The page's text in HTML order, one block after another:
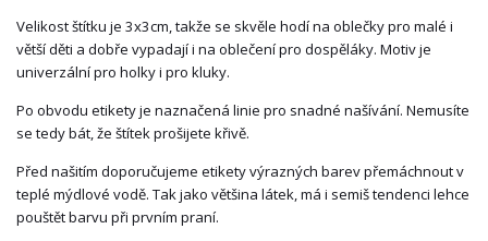
Velikost štítku je 3x3cm, takže se skvěle hodí na oblečky pro malé i
větší děti a dobře vypadají i na oblečení pro dospěláky. Motiv je
univerzální pro holky i pro kluky.
Po obvodu etikety je naznačená linie pro snadné našívání. Nemusíte
se tedy bát, že štítek prošijete křivě.
Před našitím doporučujeme etikety výrazných barev přemáchnout v
teplé mýdlové vodě. Tak jako většina látek, má i semiš tendenci lehce
pouštět barvu při prvním praní.